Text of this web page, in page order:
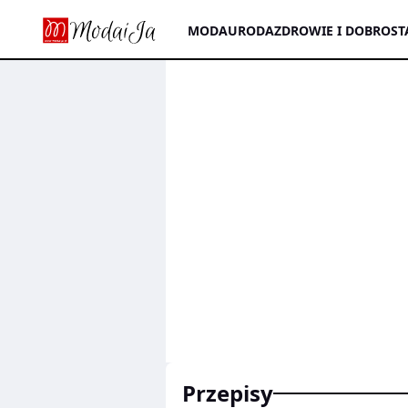
MODAURODAZDROWIE I
przepisy